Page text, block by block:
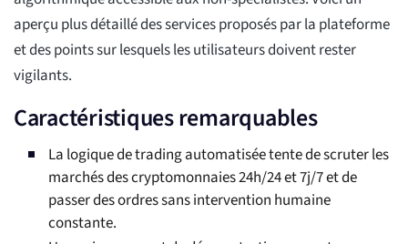
aperçu plus détaillé des services proposés par la plateforme
et des points sur lesquels les utilisateurs doivent rester
vigilants.
Caractéristiques remarquables
La logique de trading automatisée tente de scruter les
marchés des cryptomonnaies 24h/24 et 7j/7 et de
passer des ordres sans intervention humaine
constante.